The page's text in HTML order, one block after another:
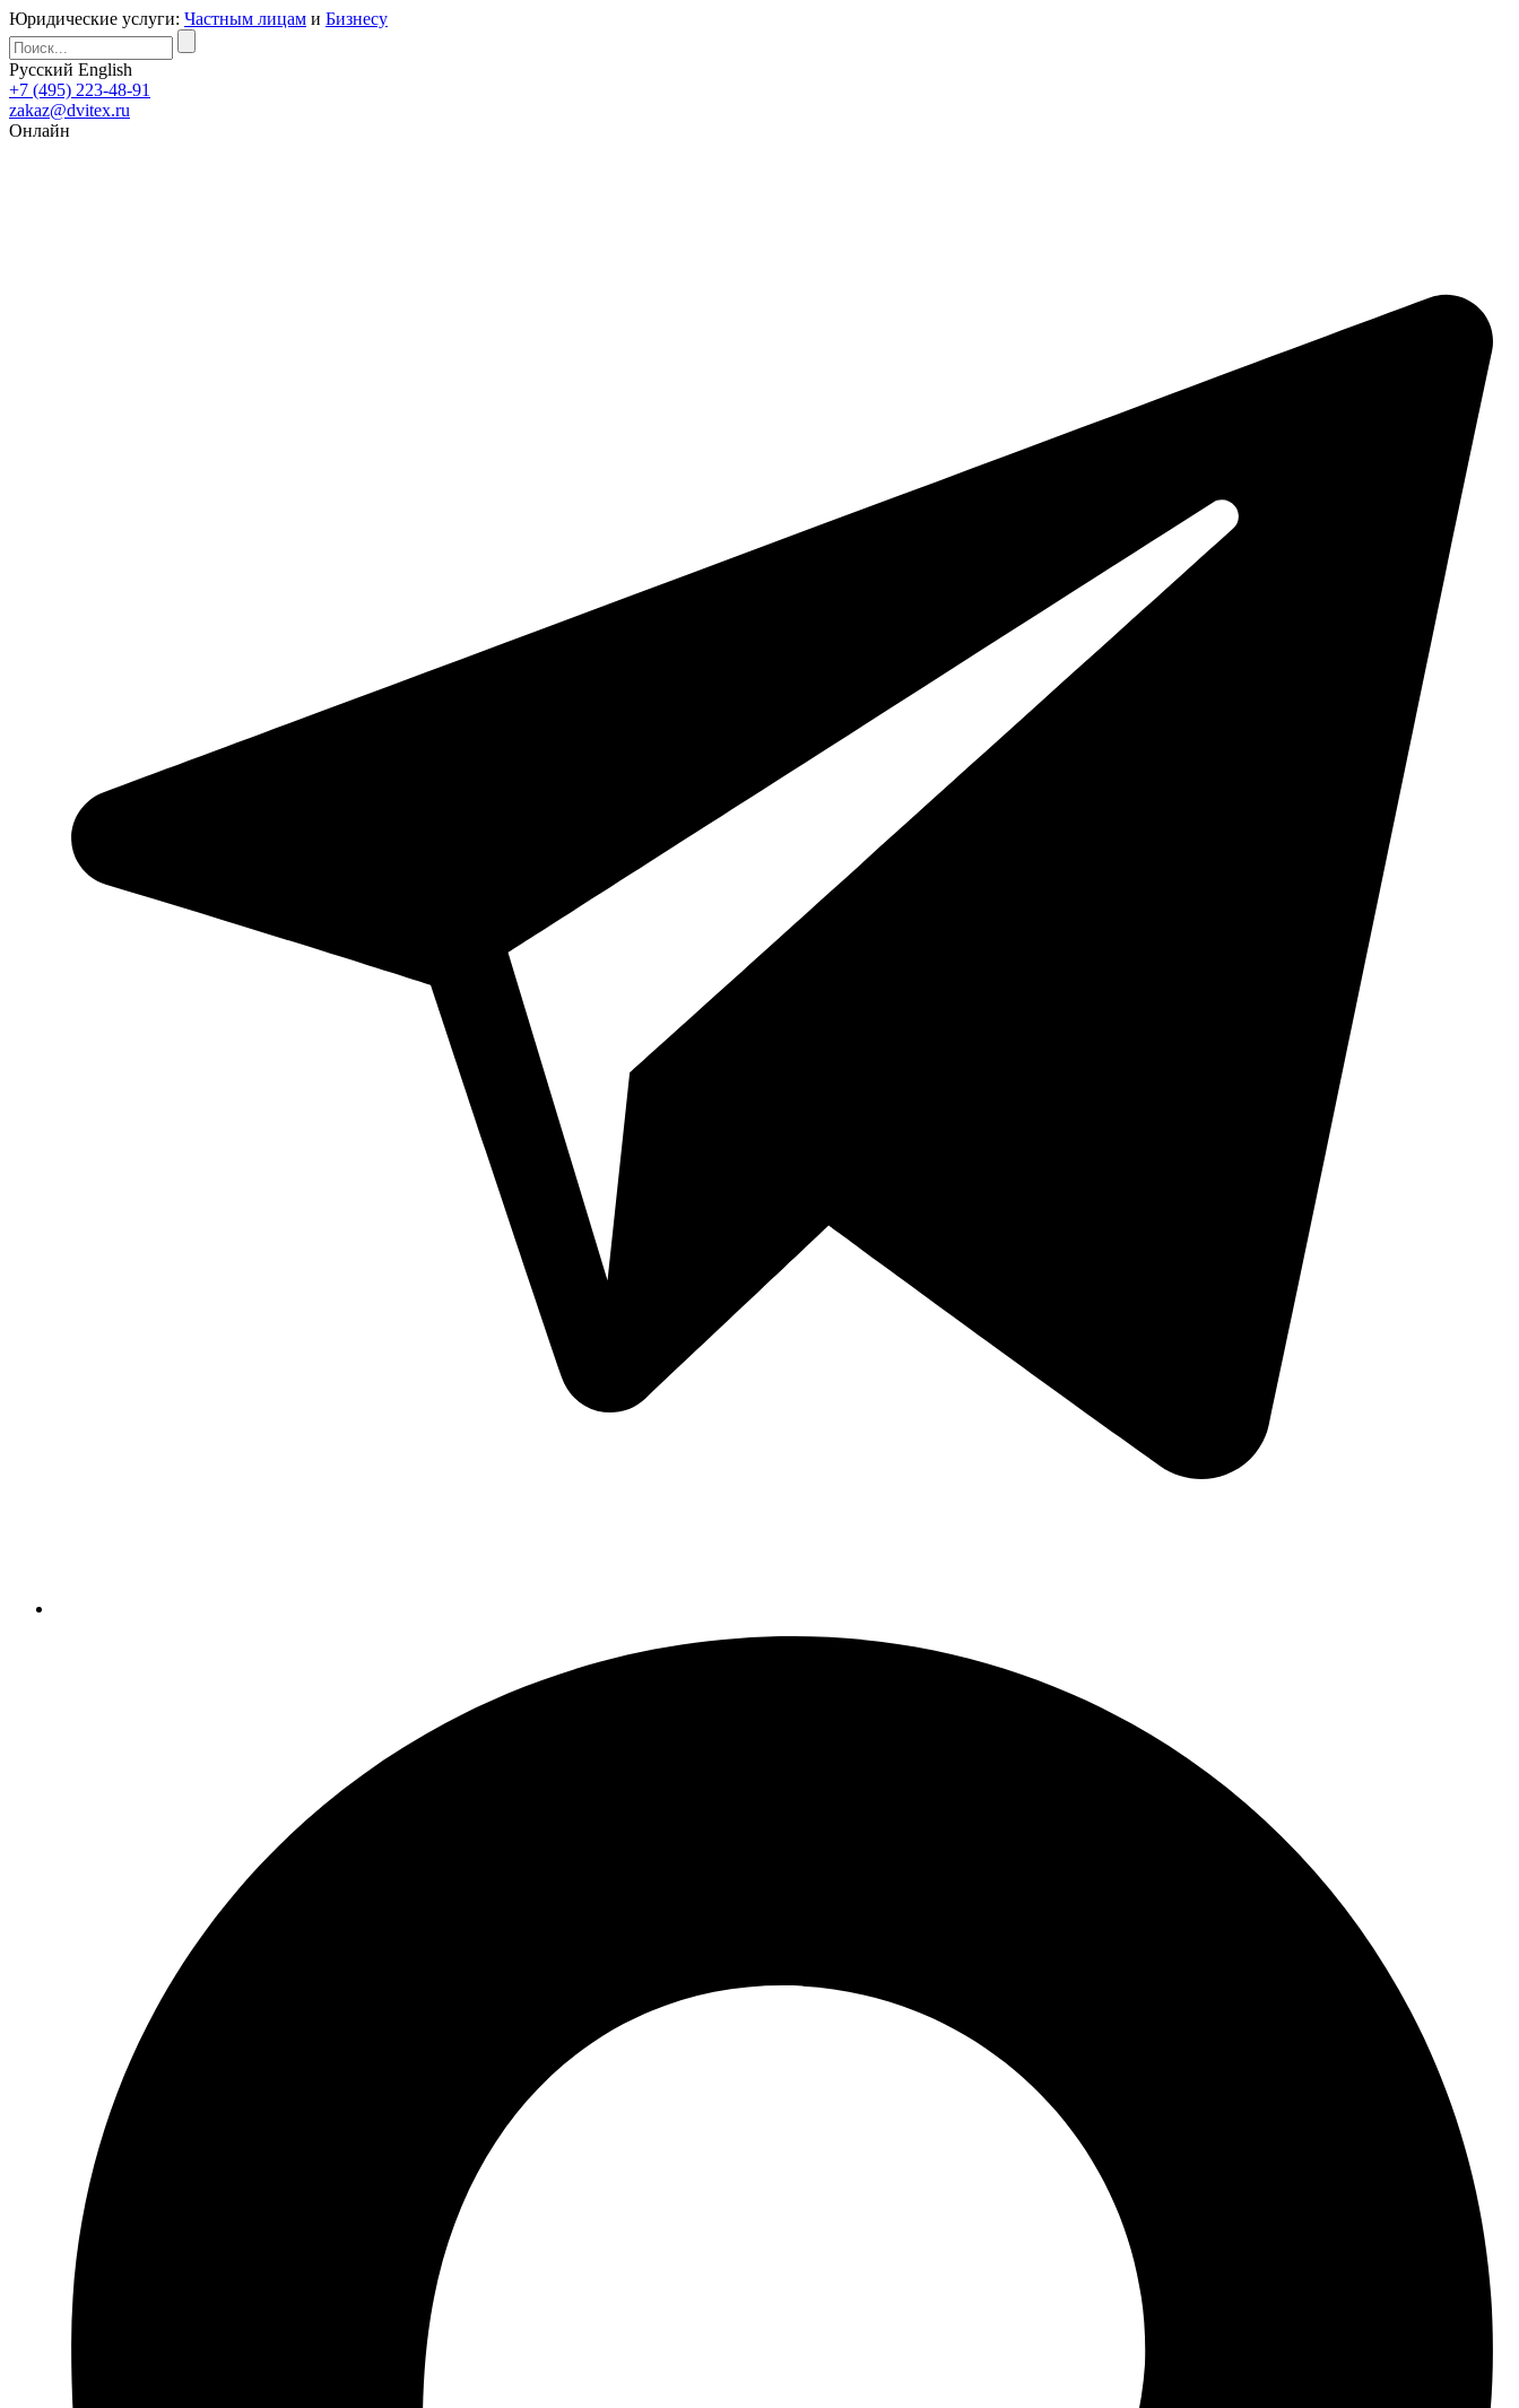
Юридические услуги: Частным лицам и Бизнесу
Русский English
+7 (495) 223-48-91
zakaz@dvitex.ru
Онлайн